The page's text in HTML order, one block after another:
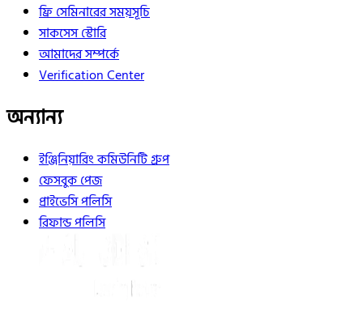
ফ্রি সেমিনারের সময়সূচি
সাকসেস স্টোরি
আমাদের সম্পর্কে
Verification Center
অন্যান্য
ইঞ্জিনিয়ারিং কমিউনিটি গ্রুপ
ফেসবুক পেজ
প্রাইভেসি পলিসি
রিফান্ড পলিসি